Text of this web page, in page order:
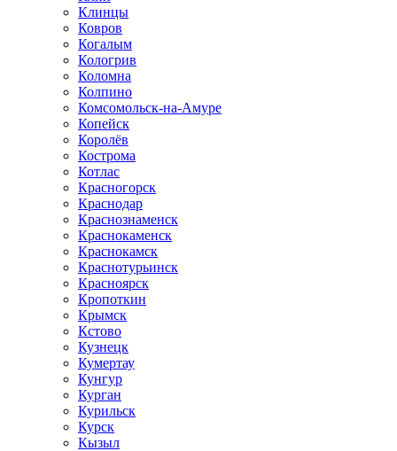
Клинцы
Ковров
Когалым
Кологрив
Коломна
Колпино
Комсомольск-на-Амуре
Копейск
Королёв
Кострома
Котлас
Красногорск
Краснодар
Краснознаменск
Краснокаменск
Краснокамск
Краснотурьинск
Красноярск
Кропоткин
Крымск
Кстово
Кузнецк
Кумертау
Кунгур
Курган
Курильск
Курск
Кызыл